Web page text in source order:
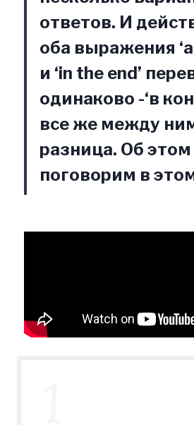
ответов. И
оба выражения
и ‘in the end’
одинаково -‘в
все же между
разница. Об
поговорим в